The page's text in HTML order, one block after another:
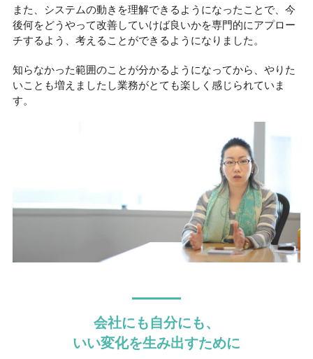
また、システムの動きを理解できるようになったことで、今
後何をどうやって改善していけば良いかを専門的にアプロー
チするよう、考えることができるようになりました。
知らなかった範囲のことが分かるようになってから、やりた
いことも増えましたし業務がとても楽しく感じられていま
す。
会社にも自分にも、
いい変化を生み出すために